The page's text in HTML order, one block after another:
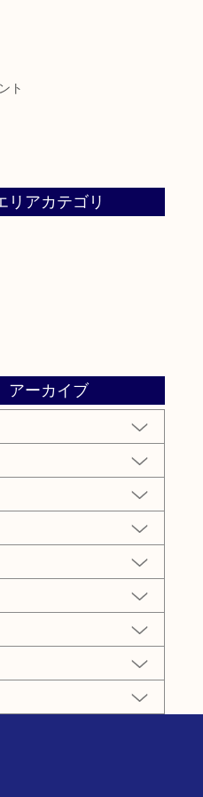
ト
リアカテゴリ
アーカイブ